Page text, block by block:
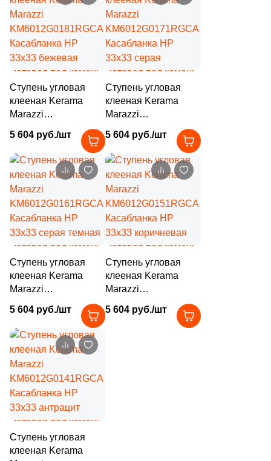
Rocersa (39)
Roka Ceram (7)
Romario Ceramics ( )
Royal Tile (1)
9
SERANIT (8)
SONEX Tiles (
STN Ceramica (
Sadon (123
Saime ( 22)
Saloni ( 7 )
Sanchis ( 69)
84)
Serenissima (59)
Serenissima Cir (20)
Seron (5)
Settecento (5)
Siena Granito (37
камень
Ступень угловая
клееная Kerama
Marazzi
KM6012G0181RGCA
Касабланка HP
33x33 бежевая
матовая под камень
5 604 руб./шт
Ступень угловая
клееная Kerama
Marazzi
KM6012G0171RGCA
Касабланка HP
33x33 серая
матовая под камень
5 604 руб./шт
Ступень угловая
клееная Kerama
Marazzi
KM6012G0161RGCA
Касабланка HP
33x33 серая темная
матовая под камень
5 604 руб./шт
Ступень угловая
клееная Kerama
Marazzi
KM6012G0151RGCA
Касабланка HP
33x33 коричневая
5 604 руб./шт
Ступень угловая
клееная Kerama